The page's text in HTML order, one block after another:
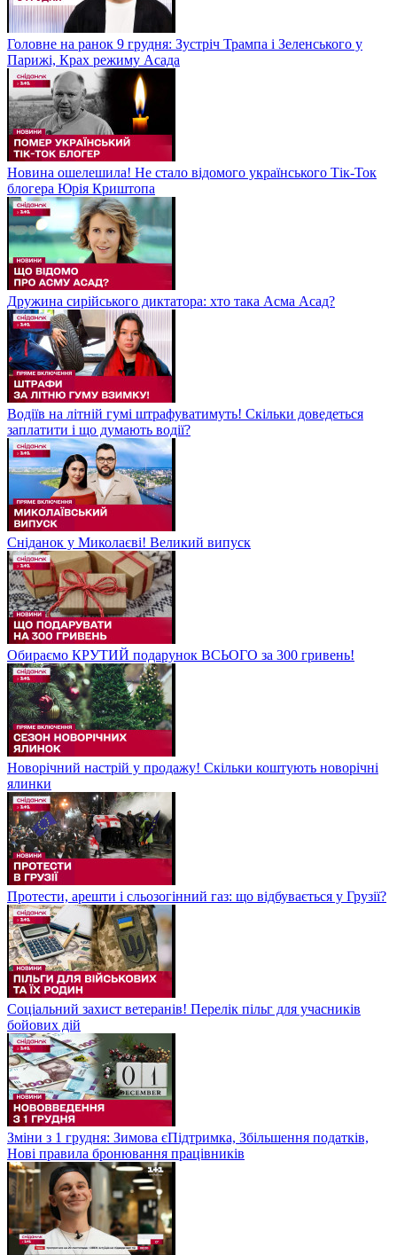
Головне на ранок 9 грудня: Зустріч Трампа і Зеленського у
Парижі, Крах режиму Асада
Новина ошелешила! Не стало відомого українського Тік-Ток
блогера Юрія Криштопа
Дружина сирійського диктатора: хто така Асма Асад?
Водіїв на літній гумі штрафуватимуть! Скільки доведеться
заплатити і що думають водії?
Сніданок у Миколаєві! Великий випуск
Обираємо КРУТИЙ подарунок ВСЬОГО за 300 гривень!
Новорічний настрій у продажу! Скільки коштують новорічні
ялинки
Протести, арешти і сльозогінний газ: що відбувається у Грузії?
Соціальний захист ветеранів! Перелік пільг для учасників
бойових дій
Зміни з 1 грудня: Зимова єПідтримка, Збільшення податків,
Нові правила бронювання працівників